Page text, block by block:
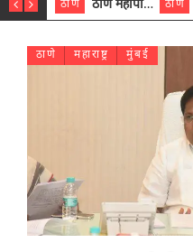
ठाणे ठाणे महापालिकेच्या नऊ प्रभाग समित्यांवर अध्यक्ष विराजमान ठाणे
ठाणे महाराष्ट्र मुंबई